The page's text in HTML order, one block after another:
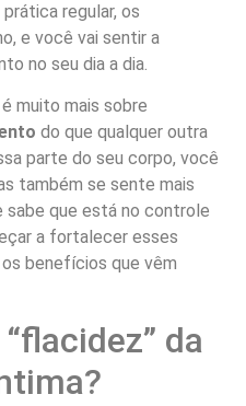
regular, os
e você vai sentir a
no seu dia a dia.
muito mais sobre
do que qualquer outra
parte do seu corpo, você
também se sente mais
sabe que está no controle
a fortalecer esses
benefícios que vêm
da